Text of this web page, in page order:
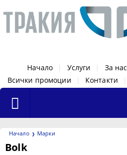
Начало Услуги За нас
Всички промоции
Контакти
Начало Марки
Bolk